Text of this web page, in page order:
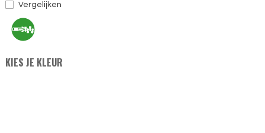
Vergelijken
KIES JE KLEUR